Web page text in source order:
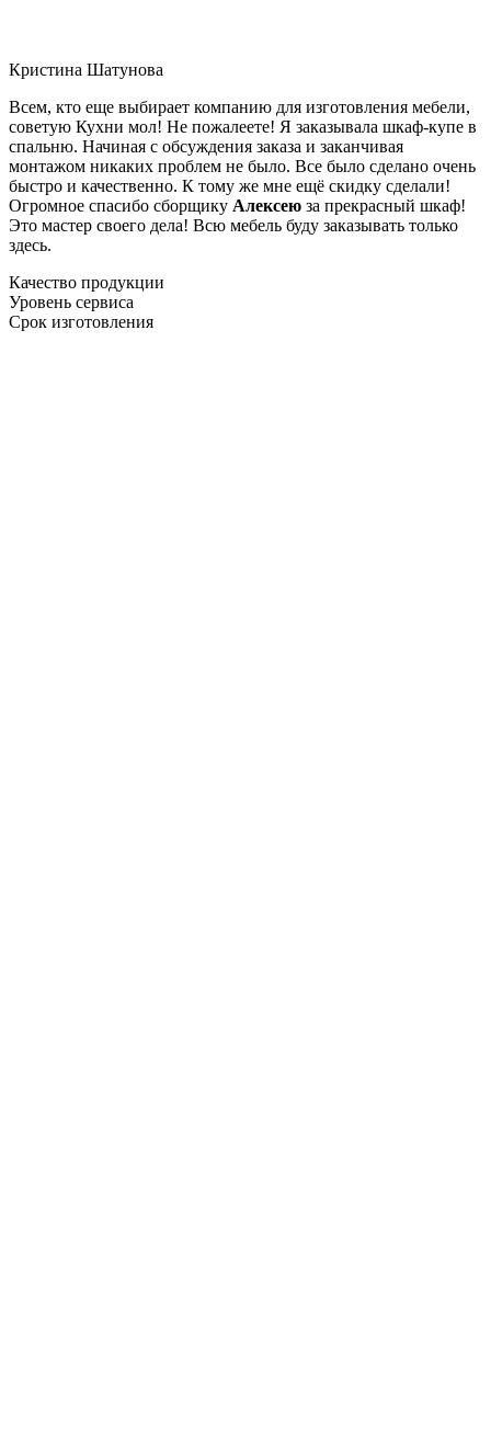
Кристина Шатунова
Всем, кто еще выбирает компанию для изготовления мебели,
советую Кухни мол! Не пожалеете! Я заказывала шкаф-купе в
спальню. Начиная с обсуждения заказа и заканчивая
монтажом никаких проблем не было. Все было сделано очень
быстро и качественно. К тому же мне ещё скидку сделали!
Огромное спасибо сборщику Алексею за прекрасный шкаф!
Это мастер своего дела! Всю мебель буду заказывать только
здесь.
Качество продукции
Уровень сервиса
Срок изготовления